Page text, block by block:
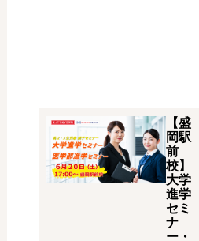
【盛
岡駅
前
校】
大学
進学
セミ
ナ
ー・